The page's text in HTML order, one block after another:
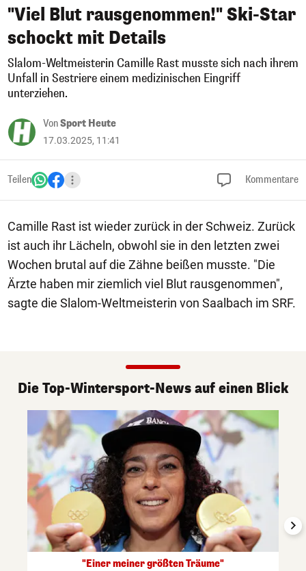
"Viel Blut rausgenommen!" Ski-Star
schockt mit Details
Slalom-Weltmeisterin Camille Rast musste sich nach ihrem
Unfall in Sestriere einem medizinischen Eingriff
unterziehen.
VonSport Heute
17.03.2025, 11:41
Teilen Kommentare
Camille Rast ist wieder zurück in der Schweiz. Zurück
ist auch ihr Lächeln, obwohl sie in den letzten zwei
Wochen brutal auf die Zähne beißen musste. "Die
Ärzte haben mir ziemlich viel Blut rausgenommen",
sagte die Slalom-Weltmeisterin von Saalbach im SRF.
Die Top-Wintersport-News auf einen Blick
"Einer meiner größten Träume"